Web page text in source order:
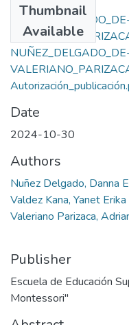
Thumbnail
Available
Date
2024-10-30
Authors
Nuñez Delgado, Danna
Valdez Kana, Yanet Erika
Valeriano Parizaca,
Publisher
Escuela de Educación
Montessori"